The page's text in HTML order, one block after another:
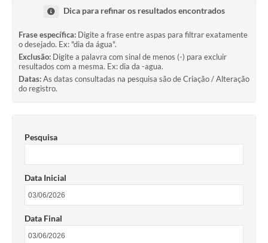
OUVIDORIA
NOTÍCIAS
DIÁRIO OFICIAL
CONTATO
ELEIÇÕES INDIRETAS | DOCUMENTOS
Próxima Sessão
Relatório de Viagens
Estrutura Administrativa
Dica para refinar os resultados encontrados
Frase específica: Digite a frase entre aspas para filtrar exatamente
o desejado. Ex: "dia da água".
Exclusão: Digite a palavra com sinal de menos (-) para excluir
resultados com a mesma. Ex: dia da -agua.
Datas:As datas consultadas na pesquisa são de Criação / Alteração
do registro.
Pesquisa
Data Inicial
Data Final